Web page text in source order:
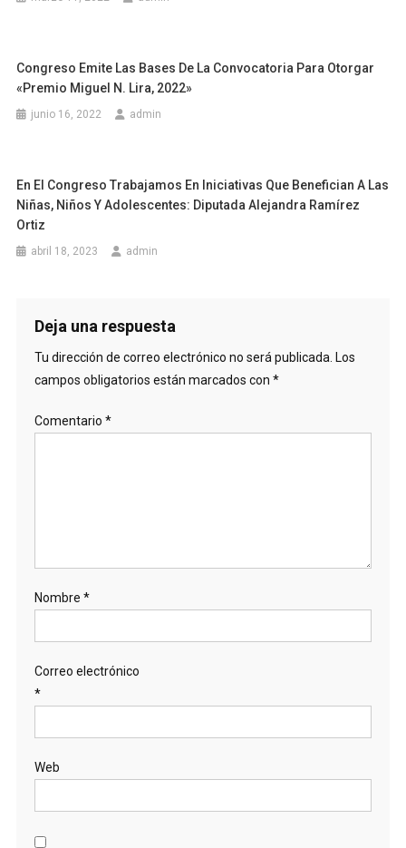
Congreso Emite Las Bases De La Convocatoria Para Otorgar
«Premio Miguel N. Lira, 2022»
junio 16, 2022 admin
En El Congreso Trabajamos En Iniciativas Que Benefician A Las
Niñas, Niños Y Adolescentes: Diputada Alejandra Ramírez
Ortiz
abril 18, 2023 admin
Deja una respuesta
Tu dirección de correo electrónico no será publicada. Los
campos obligatorios están marcados con *
Comentario *
Nombre *
Correo electrónico
*
Web